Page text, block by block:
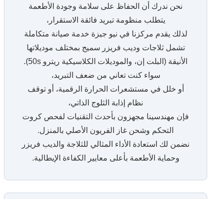
نحن ندرك أن الحفاظ على سلامة وجودة الأطعمة
يتطلب منظومة تبريد فائقة الاستقرار،
لذلك يقدم مركزنا في نيو جيزة خدمة صيانة متكاملة
تشمل ثلاجات وديب فريزر سميج بمختلف موديلاتها
الأنيقة (البلت إن، والموديلات الكلاسيكية ريترو 50s).
سواء كنت تعاني من ضعف التبريد،
أو خلل في مستشعرات الحرارة الرقمية، أو توقف
نظام إذابة الثلوج الذاتي،
فإن مهندسينا مجهزون بأحدث التقنيات لفحص كروت
التحكم وشحن غاز الفريون الأصلي بالمنزل.
نضمن لك استعادة الأداء المثالي للثلاجة والديب فريزر
وحماية الأطعمة بأعلى معايير الكفاءة الإيطالية.